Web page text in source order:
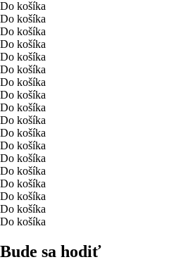
Do košíka
Do košíka
Do košíka
Do košíka
Do košíka
Do košíka
Do košíka
Do košíka
Do košíka
Do košíka
Do košíka
Do košíka
Do košíka
Do košíka
Do košíka
Do košíka
Do košíka
Do košíka
Bude sa hodiť